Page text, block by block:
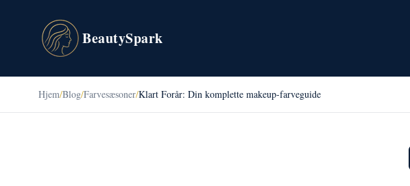
BeautySpark
Hjem/Blog/Farvesæsoner/Klart Forår: Din komplette makeup-farveguide